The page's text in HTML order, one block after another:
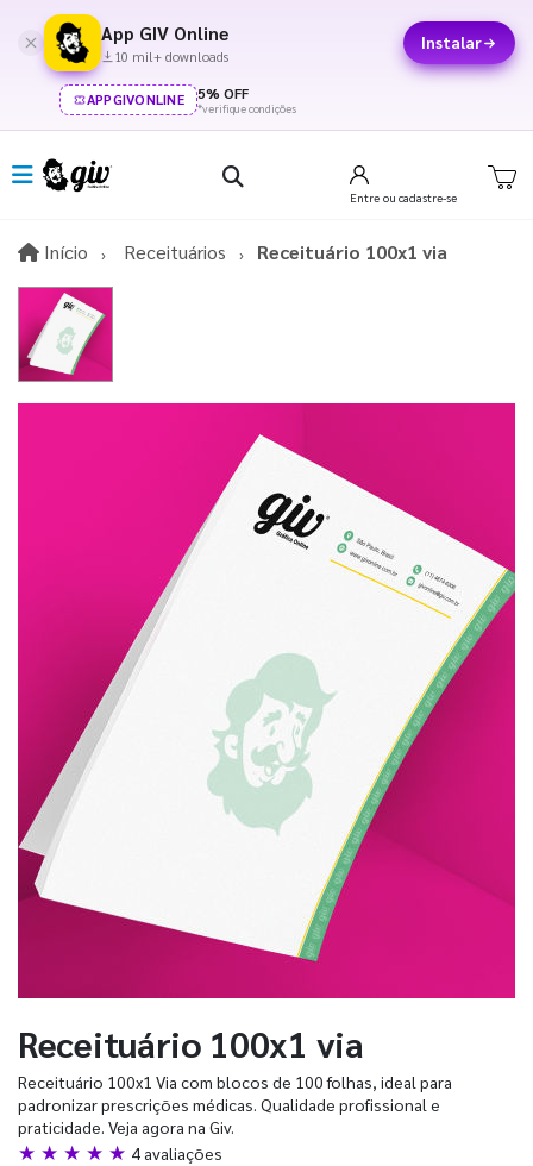
App GIV Online
10 mil+ downloads
Instalar
APPGIVONLINE 5% OFF
*verifique condições
Entre ou cadastre-se
Início InícioReceituários Receituário 100x1 via
Receituário 100x1 via
Receituário 100x1 Via com blocos de 100 folhas, ideal para
padronizar prescrições médicas. Qualidade profissional e
praticidade. Veja agora na Giv.
★ ★ ★ ★ ★ 4 avaliações